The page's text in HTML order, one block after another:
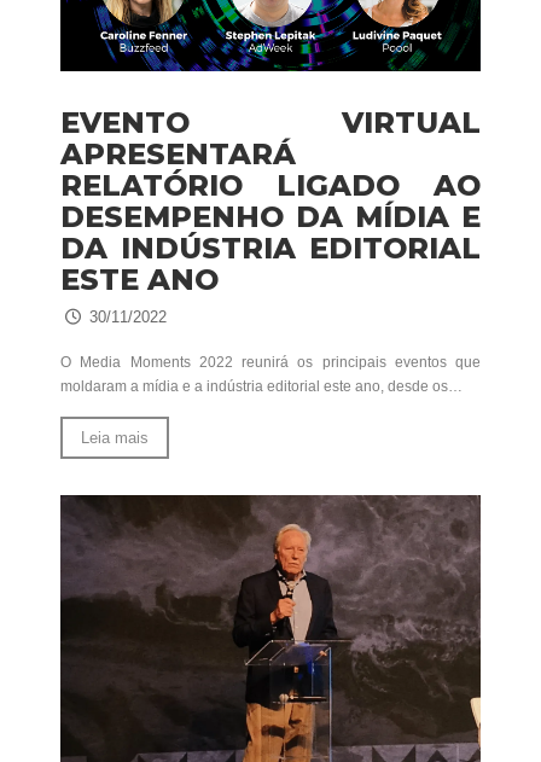
EVENTO VIRTUAL
APRESENTARÁ
RELATÓRIO LIGADO AO
DESEMPENHO DA MÍDIA E
DA INDÚSTRIA EDITORIAL
ESTE ANO
30/11/2022
O Media Moments 2022 reunirá os principais eventos que
moldaram a mídia e a indústria editorial este ano, desde os…
Leia mais